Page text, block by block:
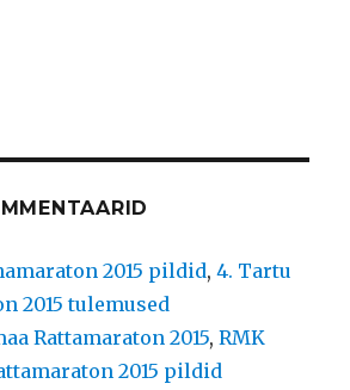
2015 pildid,4. Tartu
2015 tulemused
Rattamaraton 2015,RMK
2015 pildid